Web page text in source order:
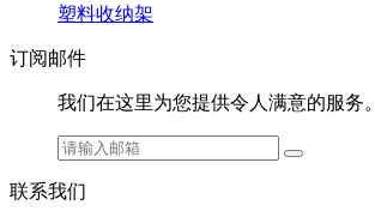
塑料收纳架
订阅邮件
我们在这里为您提供令人满意的服务。
联系我们